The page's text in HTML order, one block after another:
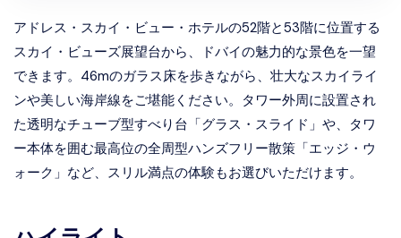
アドレス・スカイ・ビュー・ホテルの52階と53階に位置する
スカイ・ビューズ展望台から、ドバイの魅力的な景色を一望
できます。46mのガラス床を歩きながら、壮大なスカイライ
ンや美しい海岸線をご堪能ください。タワー外周に設置され
た透明なチューブ型すべり台「グラス・スライド」や、タワ
ー本体を囲む最高位の全周型ハンズフリー散策「エッジ・ウ
ォーク」など、スリル満点の体験もお選びいただけます。